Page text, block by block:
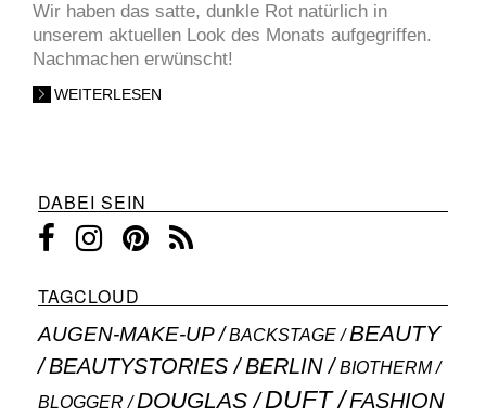
Wir haben das satte, dunkle Rot natürlich in
unserem aktuellen Look des Monats aufgegriffen.
Nachmachen erwünscht!
WEITERLESEN
DABEI SEIN
TAGCLOUD
AUGEN-MAKE-UP BACKSTAGE BEAUTY
BEAUTYSTORIES BERLIN
BIOTHERM
BLOGGER
DOUGLAS DUFT
FASHION